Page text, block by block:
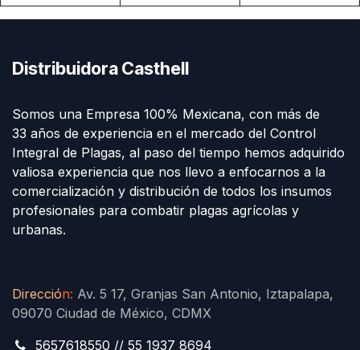
Distribuidora Casthell
Somos una Empresa 100% Mexicana, con más de
33 años de experiencia en el mercado del Control
Integral de Plagas, al paso del tiempo hemos adquirido
valiosa experiencia que nos llevo a enfocarnos a la
comercialización y distribución de todos los insumos
profesionales para combatir plagas agrícolas y
urbanas.
Dirección: Av. 5 17, Granjas San Antonio, Iztapalapa,
09070 Ciudad de México, CDMX
5657618550 // 55 1937 8694